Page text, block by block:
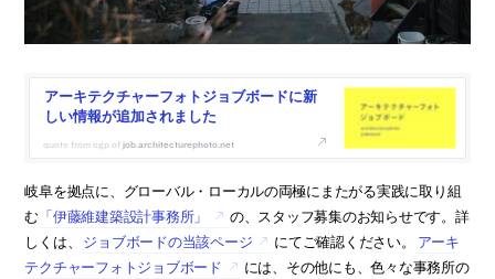
アーキテクチャーフォトジョブボードに新
しい情報が追加されました
job.architecturephoto.net
岐阜を拠点に、グローバル・ローカルの両極にまたがる実践に取り組
む 「伊藤維建築設計事務所」
の、スタッフ募集のお知らせです。詳
しくは、
ジョブボードの当該ページ にてご確認ください。
アーキ
テクチャーフォトジョブボード
には、その他にも、色々な事務所の